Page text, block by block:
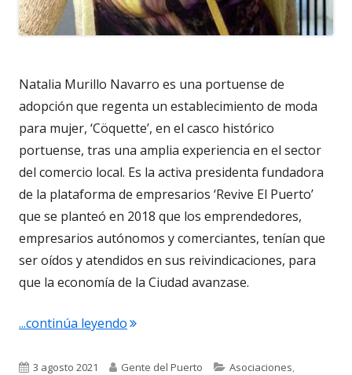
Natalia Murillo Navarro es una portuense de
adopción que regenta un establecimiento de moda
para mujer, ‘Cöquette’, en el casco histórico
portuense, tras una amplia experiencia en el sector
del comercio local. Es la activa presidenta fundadora
de la plataforma de empresarios ‘Revive El Puerto’
que se planteó en 2018 que los emprendedores,
empresarios autónomos y comerciantes, tenían que
ser oídos y atendidos en sus reivindicaciones, para
que la economía de la Ciudad avanzase.
...continúa leyendo"4.796. Natalia Murillo Navarro.
Publicado
3 agosto 2021 Autor
Gente del Puerto Categorías
Asociaciones,